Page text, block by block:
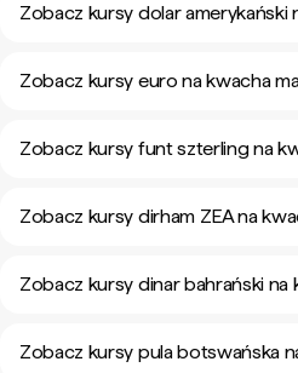
Zobacz kursy dolar amerykański
Zobacz kursy euro na kwacha
Zobacz kursy funt szterling na
Zobacz kursy dirham ZEA na
Zobacz kursy dinar bahrański na
Zobacz kursy pula botswańska